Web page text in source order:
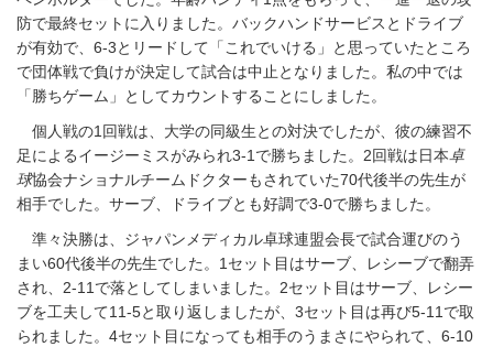
防で最終セットに入りました。バックハンドサービスとドライブ
が有効で、6-3とリードして「これでいける」と思っていたところ
で団体戦で負けが決定して試合は中止となりました。私の中では
「勝ちゲーム」としてカウントすることにしました。
個人戦の1回戦は、大学の同級生との対決でしたが、彼の練習不
足によるイージーミスがみられ3-1で勝ちました。2回戦は日本卓
球協会ナショナルチームドクターもされていた70代後半の先生が
相手でした。サーブ、ドライブとも好調で3-0で勝ちました。
準々決勝は、ジャパンメディカル卓球連盟会長で試合運びのう
まい60代後半の先生でした。1セット目はサーブ、レシーブで翻弄
され、2-11で落としてしまいました。2セット目はサーブ、レシー
ブを工夫して11-5と取り返しましたが、3セット目は再び5-11で取
られました。4セット目になっても相手のうまさにやられて、6-10